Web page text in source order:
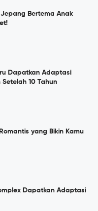
Bertema Anak
Dapatkan Adaptasi
10 Tahun
yang Bikin Kamu
Dapatkan Adaptasi